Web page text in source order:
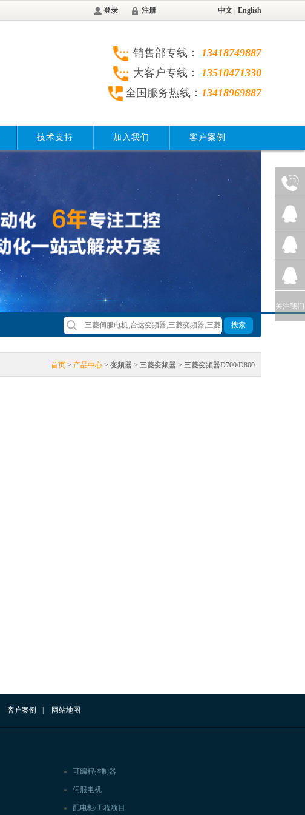
登录 注册 中文 English
销售部专线： 13418749887
大客户专线： 13510471330
全国服务热线： 13418969887
技术支持 加入我们 客户案例
搜索
首页> 产品中心> 变频器 > 三菱变频器 > 三菱变频器D700/D800
客户案例 | 网站地图
可编程控制器
伺服电机
配电柜/工程项目
关注我们